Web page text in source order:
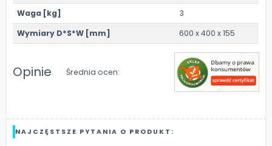
Waga [kg]
3
Wymiary D*S*W [mm]
600 x 400 x 155
Opinie Średnia ocen:
NAJCZĘSTSZE PYTANIA O PRODUKT: